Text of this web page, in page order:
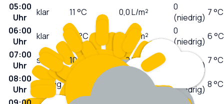
05:00
Uhr
klar 11 °C 0,0L/m²
0
(niedrig) 7 °C
06:00
Uhr
klar °C 0,0 L/m²
0
(niedrig) 6 °C
07:00
Uhr
sonnig 10°C 0,0L/m²
(niedrig) 7 °C
08:00
Uhr
sonnig
(niedrig) 8 °C